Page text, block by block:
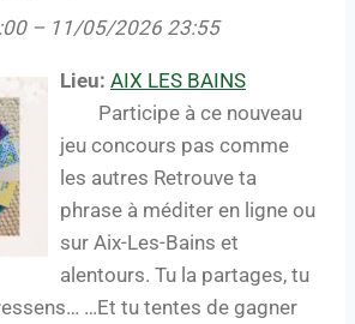
– 11/05/2026 23:55
Lieu: AIX LES BAINS
Participe à ce nouveau
jeu concours pas comme
les autres Retrouve ta
phrase à méditer en ligne ou
sur Aix-Les-Bains et
alentours. Tu la partages, tu
…Et tu tentes de gagner